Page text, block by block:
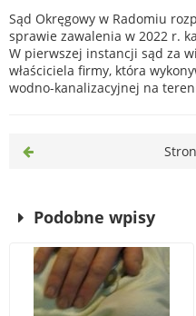
Sąd Okręgowy w Radomiu
sprawie zawalenia w 2022 r.
W pierwszej instancji sąd za
właściciela firmy, która
wodno-kanalizacyjnej na
Podobne wpisy